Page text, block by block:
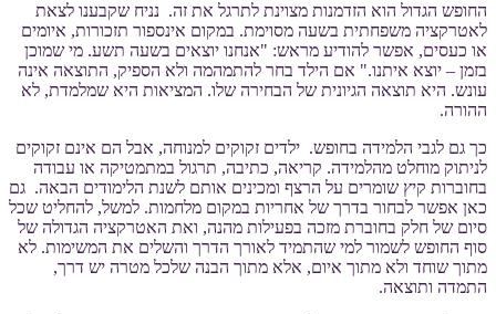
החופש הגדול הוא הזדמנות מצוינת לתרגל את זה. נניח שקבענו לצאת
לאטרקציה משפחתית בשעה מסוימת. במקום אינספור תזכורות, איומים
או כעסים, אפשר להודיע מראש: "אנחנו יוצאים בשעה תשע. מי שמוכן
בזמן – יוצא איתנו." אם הילד בחר להתמהמה ולא הספיק, התוצאה אינה
עונש. היא תוצאה הגיונית של הבחירה שלו. המציאות היא שמלמדת, לא
ההורה.
כך גם לגבי הלמידה בחופש. ילדים זקוקים למנוחה, אבל הם אינם זקוקים
לניתוק מוחלט מהלמידה. קריאה, כתיבה, תרגול במתמטיקה או עבודה
בחוברות קיץ שומרים על הרצף ומכינים אותם לשנת הלימודים הבאה. גם
כאן אפשר לבחור בדרך של אחריות במקום מלחמות. למשל, להחליט שכל
סיום של חלק בחוברת מזכה בפעילות מהנה, ואת האטרקציה הגדולה של
סוף החופש לשמור למי שהתמיד לאורך הדרך והשלים את המשימות. לא
מתוך שוחד ולא מתוך איום, אלא מתוך הבנה שלכל מטרה יש דרך,
התמדה ותוצאה.